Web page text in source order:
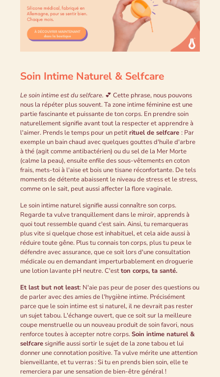
Soin Intime Naturel & Selfcare
Le soin intime est du selfcare. 💕 Cette phrase, nous pouvons
nous la répéter plus souvent. Ta zone intime féminine est une
partie fascinante et puissante de ton corps. En prendre soin
naturellement signifie avant tout la respecter et apprendre à
l'aimer. Prends le temps pour un petitrituel de selfcare : Par
exemple un bain chaud avec quelques gouttes d'huile d'arbre
à thé (agit comme antibactérien) ou du sel de la Mer Morte
(calme la peau), ensuite enfile des sous-vêtements en coton
frais, mets-toi à l'aise et bois une tisane réconfortante. De tels
moments de détente abaissent le niveau de stress et le stress,
comme on le sait, peut aussi affecter la flore vaginale.
Le soin intime naturel signifie aussi connaître son corps.
Regarde ta vulve tranquillement dans le miroir, apprends à
quoi tout ressemble quand c'est sain. Ainsi, tu remarqueras
plus vite si quelque chose est inhabituel, et cela aide aussi à
réduire toute gêne. Plus tu connais ton corps, plus tu peux le
défendre avec assurance, que ce soit lors d'une consultation
médicale ou en demandant imperturbablement en droguerie
une lotion lavante pH neutre. C'estton corps, ta santé.
Et last but not least: N'aie pas peur de poser des questions ou
de parler avec des amies de l'hygiène intime. Précisément
parce que le soin intime est si naturel, il ne devrait pas rester
un sujet tabou. L'échange ouvert, que ce soit sur la meilleure
coupe menstruelle ou un nouveau produit de soin favori, nous
renforce toutes à accepter notre corps.Soin intime naturel &
selfcaresignifie aussi sortir le sujet de la zone tabou et lui
donner une connotation positive. Ta vulve mérite une attention
bienveillante, et tu verras : Si tu en prends bien soin, elle te
remerciera par une sensation de bien-être général !